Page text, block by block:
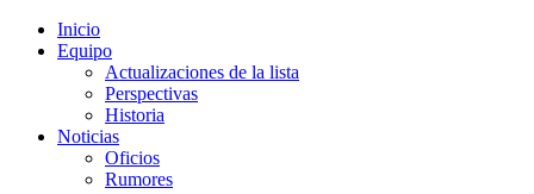
Inicio
Equipo
Actualizaciones de la lista
Perspectivas
Historia
Noticias
Oficios
Rumores